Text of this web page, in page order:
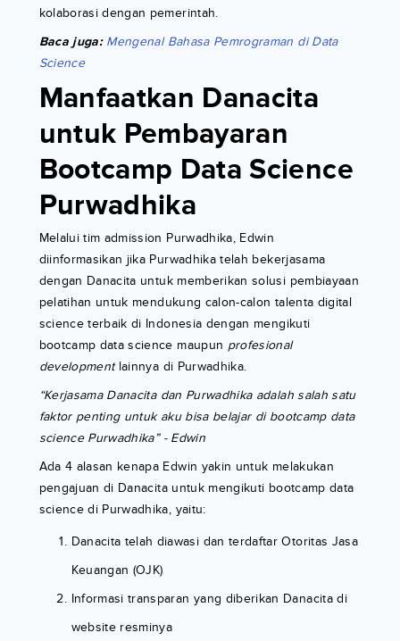
kolaborasi dengan pemerintah.
Baca juga: Mengenal Bahasa Pemrograman di Data
Science
Manfaatkan Danacita
untuk Pembayaran
Bootcamp Data Science
Purwadhika
Melalui tim admission Purwadhika, Edwin
diinformasikan jika Purwadhika telah bekerjasama
dengan Danacita untuk memberikan solusi pembiayaan
pelatihan untuk mendukung calon-calon talenta digital
science terbaik di Indonesia dengan mengikuti
bootcamp data science maupun profesional
developmentlainnya di Purwadhika.
“Kerjasama Danacita dan Purwadhika adalah salah satu
faktor penting untuk aku bisa belajar di bootcamp data
science Purwadhika” - Edwin
Ada 4 alasan kenapa Edwin yakin untuk melakukan
pengajuan di Danacita untuk mengikuti bootcamp data
science di Purwadhika, yaitu:
Danacita telah diawasi dan terdaftar Otoritas Jasa
Keuangan (OJK)
Informasi transparan yang diberikan Danacita di
website resminya